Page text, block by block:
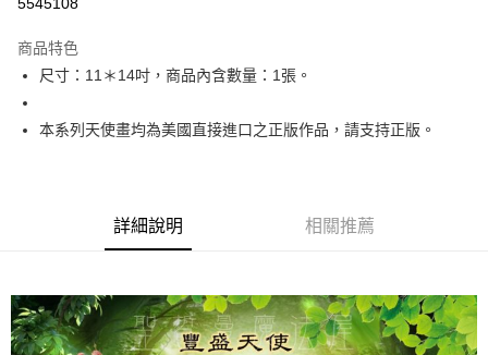
Apple Pay
街口支付
每筆NT$80，滿NT$3,000(含以上)免運費
7-11取貨付款
商品特色
尺寸：11＊14吋，商品內含數量：1張。
本系列天使畫均為美國直接進口之正版作品，請支持正版。
詳細說明 相關推薦